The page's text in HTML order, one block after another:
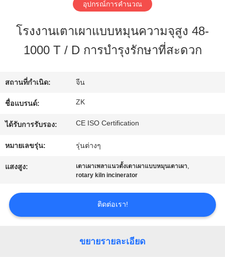
แสดง
VR
เกี่ยว
กับ
เรา
ควบคุม
อุปกรณ์การคำนวณ
โรงงานเตาเผาแบบหมุนความจุสูง 48-
1000 T / D การบำรุงรักษาที่สะดวก
สถานที่กำเนิด: จีน
ชื่อแบรนด์: ZK
ได้รับการรับรอง: CE ISO Certification
หมายเลขรุ่น: รุ่นต่างๆ
แสงสูง: เตาเผาเพลาแนวตั้งเตาเผาแบบหมุนเตาเผา,
rotary kiln incinerator
ติดต่อเรา!
ขยายรายละเอียด